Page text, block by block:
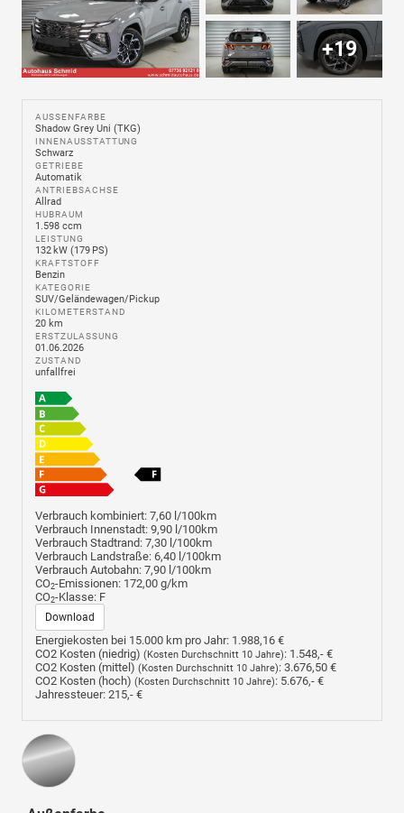
+19
AUSSENFARBE
Shadow Grey Uni (TKG)
INNENAUSSTATTUNG
Schwarz
GETRIEBE
Automatik
ANTRIEBSACHSE
Allrad
HUBRAUM
1.598 ccm
LEISTUNG
132 kW (179 PS)
KRAFTSTOFF
Benzin
KATEGORIE
SUV/Geländewagen/Pickup
KILOMETERSTAND
20 km
ERSTZULASSUNG
01.06.2026
ZUSTAND
unfallfrei
Verbrauch kombiniert: 7,60 l/100km
Verbrauch Innenstadt: 9,90 l/100km
Verbrauch Stadtrand: 7,30 l/100km
Verbrauch Landstraße: 6,40 l/100km
Verbrauch Autobahn: 7,90 l/100km
CO2-Emissionen: 172,00 g/km
CO2-Klasse: F
Download
Energiekosten bei 15.000 km pro Jahr: 1.988,16 €
CO2 Kosten (niedrig) (Kosten Durchschnitt 10 Jahre): 1.548,- €
CO2 Kosten (mittel) (Kosten Durchschnitt 10 Jahre): 3.676,50 €
CO2 Kosten (hoch) (Kosten Durchschnitt 10 Jahre): 5.676,- €
Jahressteuer: 215,- €